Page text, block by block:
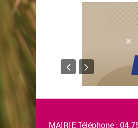
MAIRIE Téléphone :